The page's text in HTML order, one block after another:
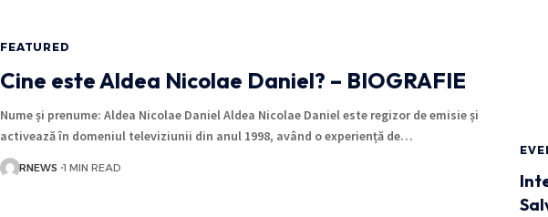
FEATURED
Cine este Aldea Nicolae Daniel? – BIOGRAFIE
Nume și prenume: Aldea Nicolae Daniel Aldea Nicolae Daniel este regizor de emisie și
activează în domeniul televiziunii din anul 1998, având o experiență de…
RNEWS 1 MIN READ